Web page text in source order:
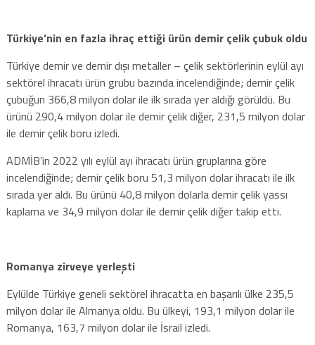
Türkiye’nin en fazla ihraç ettiği ürün demir çelik çubuk oldu
Türkiye demir ve demir dışı metaller – çelik sektörlerinin eylül ayı
sektörel ihracatı ürün grubu bazında incelendiğinde; demir çelik
çubuğun 366,8 milyon dolar ile ilk sırada yer aldığı görüldü. Bu
ürünü 290,4 milyon dolar ile demir çelik diğer, 231,5 milyon dolar
ile demir çelik boru izledi.
ADMİB’in 2022 yılı eylül ayı ihracatı ürün gruplarına göre
incelendiğinde; demir çelik boru 51,3 milyon dolar ihracatı ile ilk
sırada yer aldı. Bu ürünü 40,8 milyon dolarla demir çelik yassı
kaplama ve 34,9 milyon dolar ile demir çelik diğer takip etti.
Romanya zirveye yerleşti
Eylülde Türkiye geneli sektörel ihracatta en başarılı ülke 235,5
milyon dolar ile Almanya oldu. Bu ülkeyi, 193,1 milyon dolar ile
Romanya, 163,7 milyon dolar ile İsrail izledi.